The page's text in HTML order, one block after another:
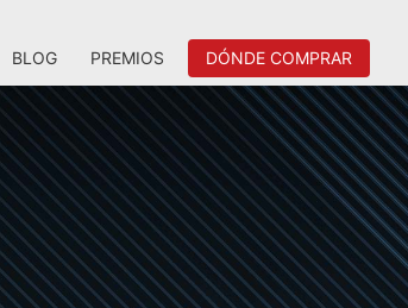
BLOG PREMIOS DÓNDE COMPRAR